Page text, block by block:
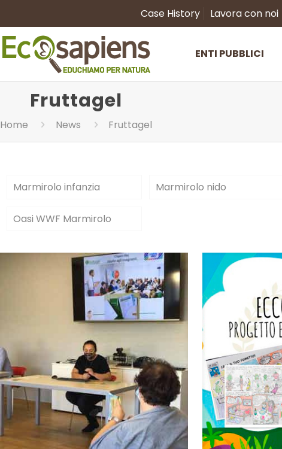
Case History Lavora con noi
ENTI PUBBLICI
Fruttagel
Home News Fruttagel
Marmirolo infanzia Marmirolo nido
Oasi WWF Marmirolo